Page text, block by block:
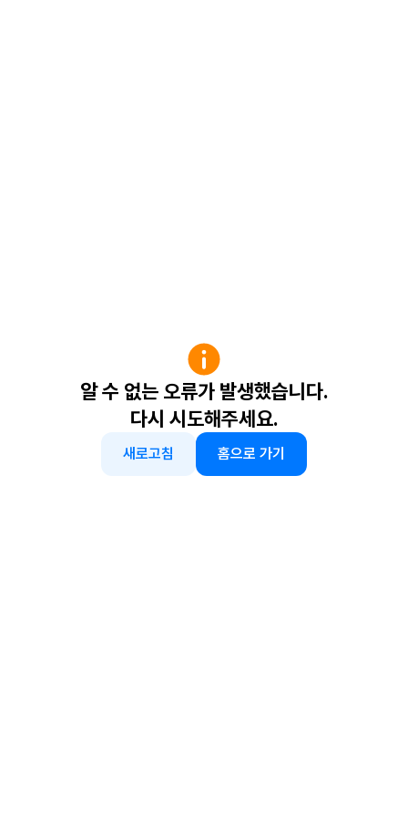
알 수 없는 오류가 발생했습니다.
다시 시도해주세요.
새로고침 홈으로 가기